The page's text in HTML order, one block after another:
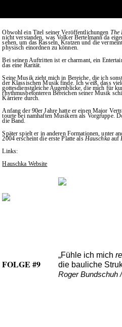
Obwohl ein Titel seiner Veröffentlichungen The
nicht verstanden, was Volker Bertelmann da
sehen, um das Rasseln, Kratzen und die
physisch einordnen zu können.
Bei seinen Auftritten ist er charmant, ein
das eine Rarität.
Seine Musik zieht mich in Bereiche, die ich
der Klassischen Musik finde. Ich weiß, dass
gottesdienstgleiche Augenblicke, die mich für
rhythmusbetonteren Bereichen seiner Musik
Karriere durch.
Anfang der 90er Jahre hatte er einen Major
tourte bei namhaften Musikern als Vorgruppe.
die Band.
Später spielt er in anderen Formationen, unter
2004 erscheint die erste Platte als Hauschkaauf
Links:
Hauschka Website
FOLGE #9
„Fühle ich mich
die bauliche
Roger Bundschuh